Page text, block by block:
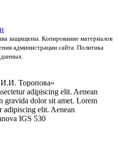
защищены. Копирование материалов
администрации сайта. Политика
Торопова»
adipiscing elit. Aenean
gravida dolor sit amet. Lorem
adipiscing elit. Aenean
IGS 530